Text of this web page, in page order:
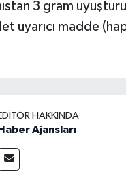
3 gram
uyarıcı madde
HAKKINDA
Haber Ajansları